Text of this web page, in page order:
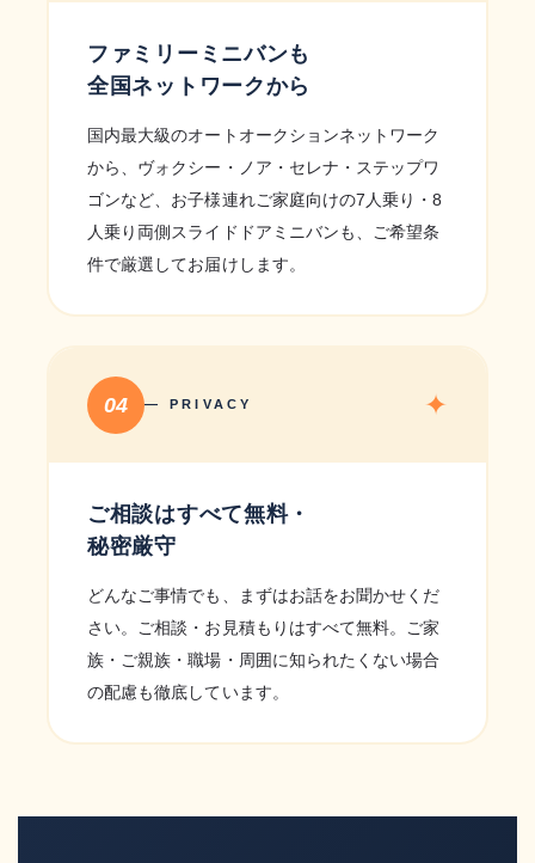
ファミリーミニバンも
全国ネットワークから
国内最大級のオートオークションネットワーク
から、ヴォクシー・ノア・セレナ・ステップワ
ゴンなど、お子様連れご家庭向けの7人乗り・8
人乗り両側スライドドアミニバンも、ご希望条
件で厳選してお届けします。
04 — PRIVACY ✦
ご相談はすべて無料・
秘密厳守
どんなご事情でも、まずはお話をお聞かせくだ
さい。ご相談・お見積もりはすべて無料。ご家
族・ご親族・職場・周囲に知られたくない場合
の配慮も徹底しています。